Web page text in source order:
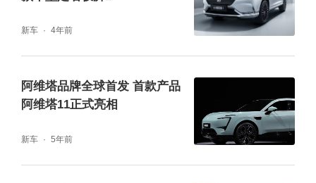
的运行方式，车将不断迭代升级，实现自主分
好的体验。
这三个特点互相影响，交织演进，形成正向反
馈。具备这三个特点的车才能够超出单纯交通
新车 4年前
阿维塔品牌全球首发 首款产品
阿维塔11正式亮相
新车 5年前